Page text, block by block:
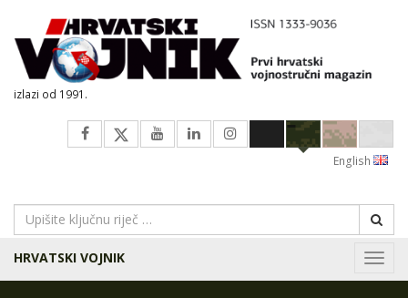
izlazi od 1991.
English
HRVATSKI VOJNIK